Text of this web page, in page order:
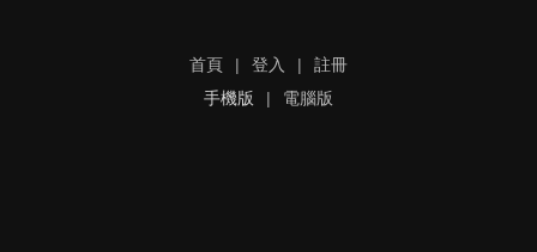
首頁 | 登入 |
註冊
手機版
| 電腦版